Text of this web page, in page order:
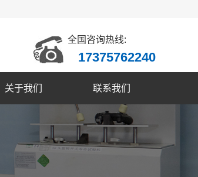
全国咨询热线:
17375762240
关于我们 联系我们